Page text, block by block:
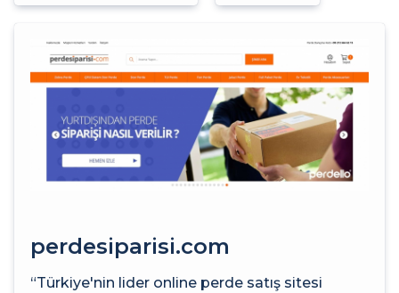
perdesiparisi.com
“Türkiye'nin lider online perde satış sitesi